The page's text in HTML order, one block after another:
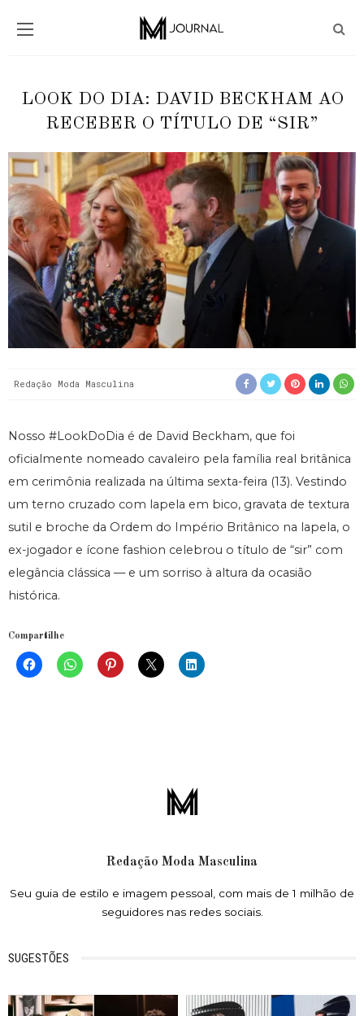
LOOK DO DIA: DAVID BECKHAM AO
RECEBER O TÍTULO DE “SIR”
Redação Moda Masculina
Nosso #LookDoDia é de David Beckham, que foi
oficialmente nomeado cavaleiro pela família real britânica
em cerimônia realizada na última sexta-feira (13). Vestindo
um terno cruzado com lapela em bico, gravata de textura
sutil e broche da Ordem do Império Britânico na lapela, o
ex-jogador e ícone fashion celebrou o título de “sir” com
elegância clássica — e um sorriso à altura da ocasião
histórica.
Compartilhe
Redação Moda Masculina
Seu guia de estilo e imagem pessoal, com mais de 1 milhão de
seguidores nas redes sociais.
SUGESTÕES